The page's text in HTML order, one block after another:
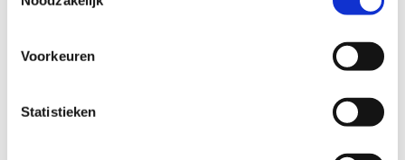
Voorkeuren
Statistieken
weggepoetst en deuken zijn nergens meer te bekennen. Je
auto is van buitenaf gezien door een ringetje te halen. Tot